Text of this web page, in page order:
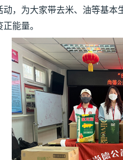
，为大家带去米、油等基
能量。